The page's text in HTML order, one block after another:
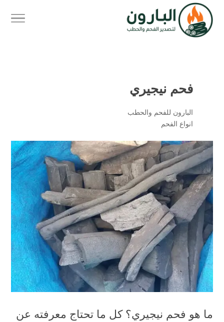
فحم نيجيري
البارون للفحم والحطب
انواع الفحم
ما هو فحم نيجيري؟ كل ما تحتاج معرفته عن